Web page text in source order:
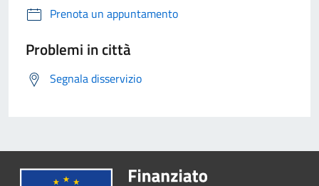
Prenota un appuntamento
Problemi in città
Segnala disservizio